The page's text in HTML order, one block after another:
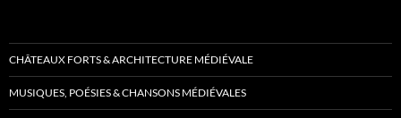
CHÂTEAUX FORTS & ARCHITECTURE MÉDIÉVALE
MUSIQUES, POÉSIES & CHANSONS MÉDIÉVALES